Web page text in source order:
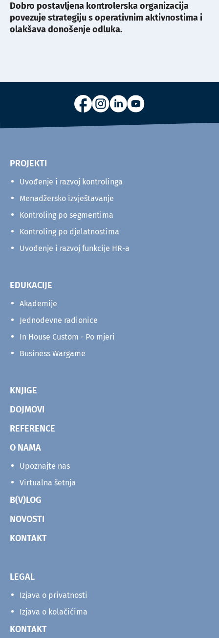
Dobro postavljena kontrolerska organizacija
povezuje strategiju s operativnim aktivnostima i
olakšava donošenje odluka.
PROJEKTI
Uvođenje i razvoj kontrolinga
Menadžersko izvještavanje
Kontroling po segmentima
Kontroling po djelatnostima
Uvođenje i razvoj funkcije HR-a
EDUKACIJE
Akademije
Jednodevne radionice
In House Custom - Po mjeri
Business Wargame
KNJIGE
DOJMOVI
REFERENCE
O NAMA
Upoznajte nas
Virtualna šetnja
B(V)LOG
NOVOSTI
KONTAKT
LEGAL
Izjava o privatnosti
Izjava o kolačićima
KONTAKT